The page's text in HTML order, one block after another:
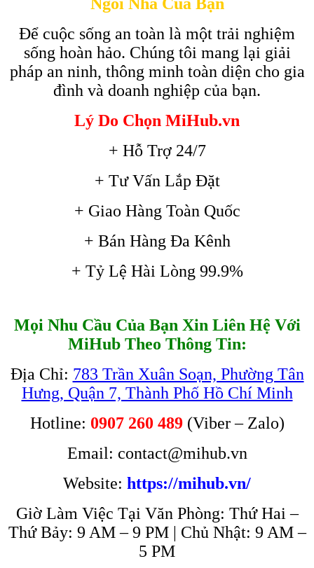
Để cuộc sống an toàn là một trải nghiệm
sống hoàn hảo. Chúng tôi mang lại giải
pháp an ninh, thông minh toàn diện cho gia
đình và doanh nghiệp của bạn.
Lý Do Chọn MiHub.vn
+ Hỗ Trợ 24/7
+ Tư Vấn Lắp Đặt
+ Giao Hàng Toàn Quốc
+ Bán Hàng Đa Kênh
+ Tỷ Lệ Hài Lòng 99.9%
Mọi Nhu Cầu Của Bạn Xin Liên Hệ Với
MiHub Theo Thông Tin:
Địa Chỉ: 783 Trần Xuân Soạn, Phường Tân
Hưng, Quận 7, Thành Phố Hồ Chí Minh
Hotline: 0907 260 489(Viber – Zalo)
Email: contact@mihub.vn
Website: https://mihub.vn/
Giờ Làm Việc Tại Văn Phòng: Thứ Hai –
Thứ Bảy: 9 AM – 9 PM | Chủ Nhật: 9 AM –
5 PM